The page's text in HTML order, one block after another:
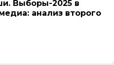
Выборы-2025 в
анализ второго